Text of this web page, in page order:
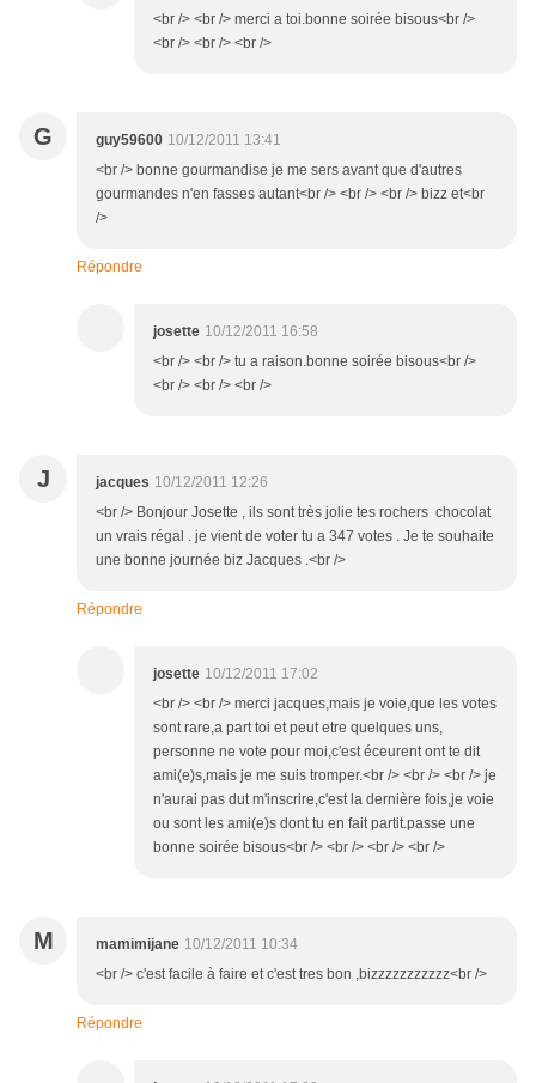
<br /> <br /> merci a toi.bonne soirée bisous<br />
<br /> <br /> <br />
G guy59600 10/12/2011 13:41
<br /> bonne gourmandise je me sers avant que d'autres
gourmandes n'en fasses autant<br /> <br /> <br /> bizz et<br
/>
Répondre
josette 10/12/2011 16:58
<br /> <br /> tu a raison.bonne soirée bisous<br />
<br /> <br /> <br />
J jacques 10/12/2011 12:26
<br /> Bonjour Josette , ils sont très jolie tes rochers chocolat
un vrais régal . je vient de voter tu a 347 votes . Je te souhaite
une bonne journée biz Jacques .<br />
Répondre
josette 10/12/2011 17:02
<br /> <br /> merci jacques,mais je voie,que les votes
sont rare,a part toi et peut etre quelques uns,
personne ne vote pour moi,c'est éceurent ont te dit
ami(e)s,mais je me suis tromper.<br /> <br /> <br /> je
n'aurai pas dut m'inscrire,c'est la dernière fois,je voie
ou sont les ami(e)s dont tu en fait partit.passe une
bonne soirée bisous<br /> <br /> <br /> <br />
M mamimijane 10/12/2011 10:34
<br /> c'est facile à faire et c'est tres bon ,bizzzzzzzzzzz<br />
Répondre